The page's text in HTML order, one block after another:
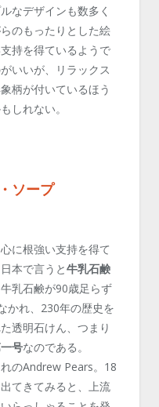
なデザインも数多く
のもったりとした絵
持を得ているようで
いいが、リラックス
柄が付いているほう
しれない。
ソープ
に根強い支持を得て
本で言うと牛乳石鹸
乳石鹸が90歳足らず
かれ、230年の歴史を
透明石けん、つまり
号なのである。
のAndrew Pears。18
てきてみると、上流